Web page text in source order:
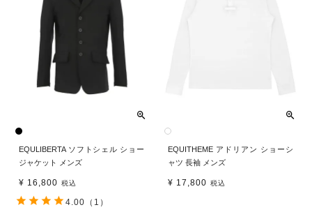
EQULIBERTA ソフトシェル ショー
ジャケット メンズ
¥ 16,800 税込
4.00 （1）
EQUITHEME アドリアン ショーシ
ャツ 長袖 メンズ
¥ 17,800 税込